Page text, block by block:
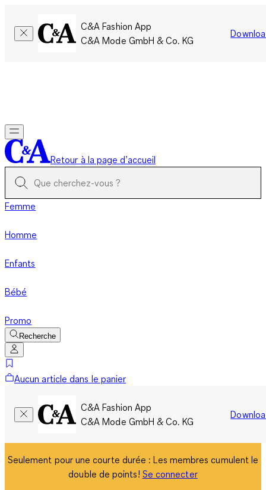
C&A Fashion App
C&A Mode GmbH & Co. KG
Retour à la page d’accueil
Femme
Homme
Enfants
Bébé
Promo
Recherche
Aucun article dans le panier
C&A Fashion App
C&A Mode GmbH & Co. KG
Seulement pour une courte durée : Les membres cumulent le
double de points! Se connecter